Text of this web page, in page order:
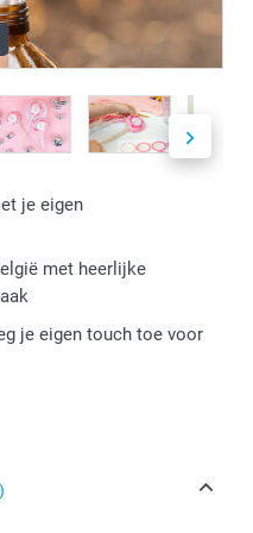
je eigen
met heerlijke
je eigen touch toe voor